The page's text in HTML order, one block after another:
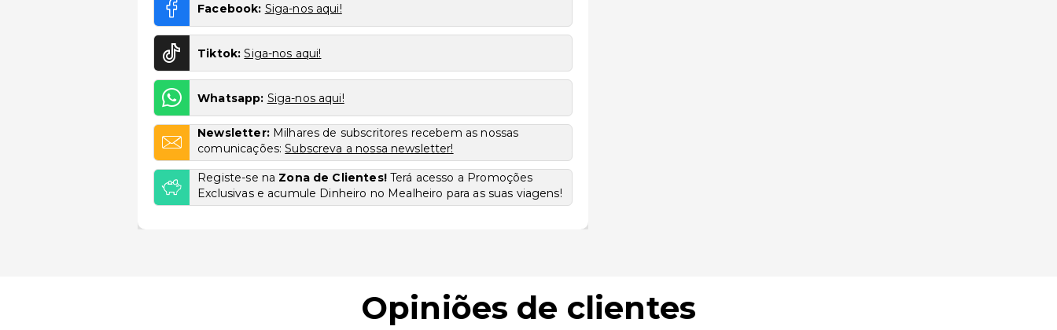
Facebook: Siga-nos aqui!
Tiktok: Siga-nos aqui!
Whatsapp: Siga-nos aqui!
Newsletter: Milhares de subscritores recebem as nossas
comunicações:Subscreva a nossa newsletter!
Registe-se na Zona de Clientes!Terá acesso a Promoções
Exclusivas e acumule Dinheiro no Mealheiro para as suas viagens!
Opiniões de clientes